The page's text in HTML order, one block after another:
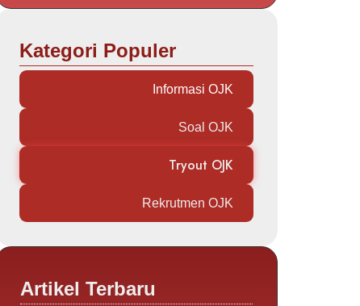
Kategori Populer
Informasi OJK
Soal OJK
Tryout OJK
Rekrutmen OJK
Artikel Terbaru